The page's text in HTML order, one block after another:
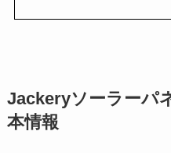
Jackeryソーラーパ
本情報